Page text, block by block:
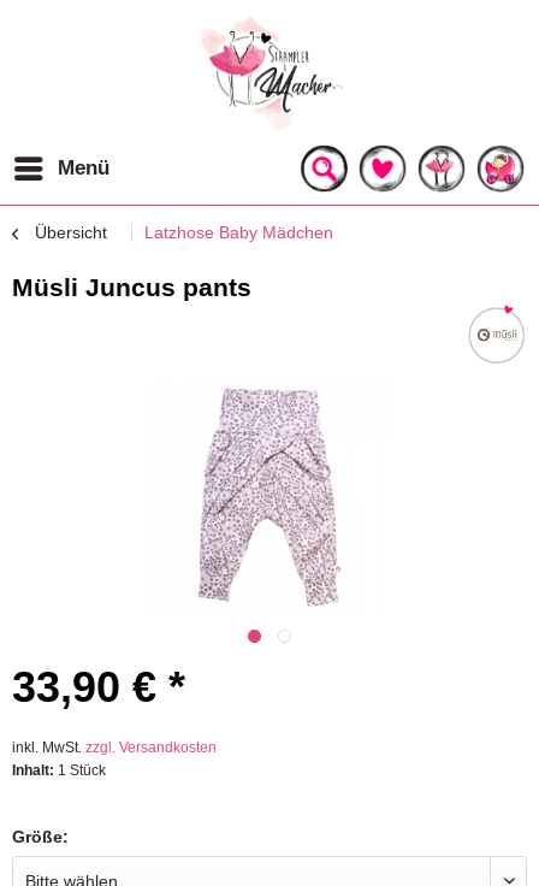
Menü
Übersicht Latzhose Baby Mädchen
Müsli Juncus pants
33,90 € *
inkl. MwSt. zzgl. Versandkosten
Inhalt: 1 Stück
Größe: